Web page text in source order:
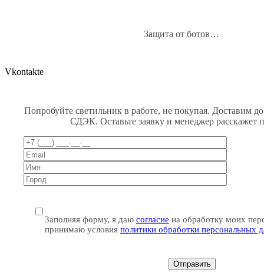
Защита от ботов…
Vkontakte
Попробуйте светильник в работе, не покупая. Доставим
СДЭК. Оставьте заявку и менеджер расскажет
Заполняя форму, я даю согласие на обработку моих
принимаю условия политики обработки персональных